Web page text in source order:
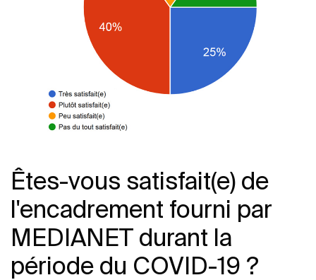
Êtes-vous satisfait(e) de
l'encadrement fourni par
MEDIANET durant la
période du COVID-19 ?